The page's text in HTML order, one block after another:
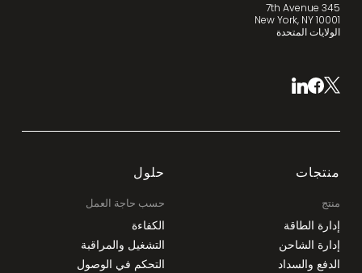
345 7th Avenue
New York, NY 10001
الولايات المتحدة
منتجات
منتج
إدارة الطاقة
إدارة الشاحن
الدفع والسداد
حلول
حسب حاجة العمل
الكفاءة
التشغيل والمراقبة
التحكم في الوصول